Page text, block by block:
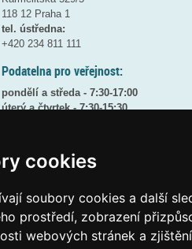
cookies
soubory cookies a další
prostředí, zobrazení
webových stránek a
118 12 Praha 1
tel. ústředna:
+420 234 811 111
Podatelna pro veřejnost:
pondělí a středa - 7:30-17:00
úterý a čtvrtek - 7:30-15:30
8:30 - 9:30 - bezpečnostní přestávka
(více informacíZDE)
Elektronická podatelna:
posta@msmtgov cz
ID datové schránky:vidaawt